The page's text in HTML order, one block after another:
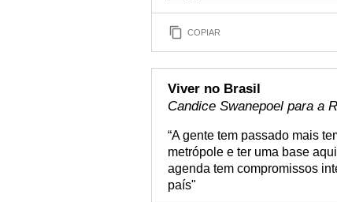
COPIAR
Viver no Brasil
Candice Swanepoel para a
“A gente tem passado mais
metrópole e ter uma base
agenda tem compromissos
país"